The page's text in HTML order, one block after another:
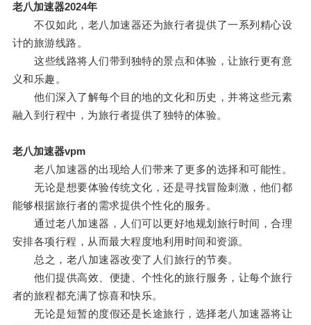
老八加速器2024年
不仅如此，老八加速器还为旅行者提供了一系列精心设
计的旅游线路。
这些线路将人们带到独特的景点和体验，让旅行更有意
义和乐趣。
他们深入了解每个目的地的文化和历史，并将这些元素
融入到行程中，为旅行者提供了独特的体验。
老八加速器vpm
老八加速器的出现给人们带来了更多的选择和可能性。
无论是想要体验传统文化，还是寻找冒险刺激，他们都
能够根据旅行者的需求提供个性化的服务。
通过老八加速器，人们可以更好地规划旅行时间，合理
安排各项行程，从而最大程度地利用时间和资源。
总之，老八加速器改变了人们旅行的节奏。
他们提供高效、便捷、个性化的旅行服务，让每个旅行
者的旅程都充满了惊喜和快乐。
无论是短暂的度假还是长途旅行，选择老八加速器将让